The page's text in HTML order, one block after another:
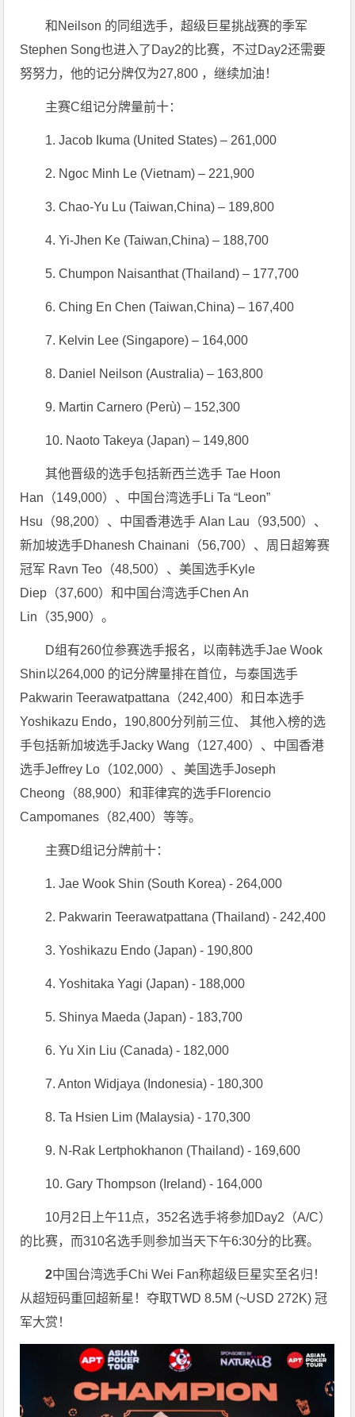
和Neilson 的同组选手，超级巨星挑战赛的季军
Stephen Song也进入了Day2的比赛，不过Day2还需要
努努力，他的记分牌仅为27,800 ，继续加油！
主赛C组记分牌量前十：
1. Jacob Ikuma (United States) – 261,000
2. Ngoc Minh Le (Vietnam) – 221,900
3. Chao-Yu Lu (Taiwan,China) – 189,800
4. Yi-Jhen Ke (Taiwan,China) – 188,700
5. Chumpon Naisanthat (Thailand) – 177,700
6. Ching En Chen (Taiwan,China) – 167,400
7. Kelvin Lee (Singapore) – 164,000
8. Daniel Neilson (Australia) – 163,800
9. Martin Carnero (Perù) – 152,300
10. Naoto Takeya (Japan) – 149,800
其他晋级的选手包括新西兰选手 Tae Hoon
Han（149,000）、中国台湾选手Li Ta “Leon”
Hsu（98,200）、中国香港选手 Alan Lau（93,500）、
新加坡选手Dhanesh Chainani（56,700）、周日超筹赛
冠军 Ravn Teo（48,500）、美国选手Kyle
Diep（37,600）和中国台湾选手Chen An
Lin（35,900）。
D组有260位参赛选手报名，以南韩选手Jae Wook
Shin以264,000 的记分牌量排在首位，与泰国选手
Pakwarin Teerawatpattana（242,400）和日本选手
Yoshikazu Endo，190,800分列前三位、 其他入榜的选
手包括新加坡选手Jacky Wang（127,400）、中国香港
选手Jeffrey Lo（102,000）、美国选手Joseph
Cheong（88,900）和菲律宾的选手Florencio
Campomanes（82,400）等等。
主赛D组记分牌前十：
1. Jae Wook Shin (South Korea) - 264,000
2. Pakwarin Teerawatpattana (Thailand) - 242,400
3. Yoshikazu Endo (Japan) - 190,800
4. Yoshitaka Yagi (Japan) - 188,000
5. Shinya Maeda (Japan) - 183,700
6. Yu Xin Liu (Canada) - 182,000
7. Anton Widjaya (Indonesia) - 180,300
8. Ta Hsien Lim (Malaysia) - 170,300
9. N-Rak Lertphokhanon (Thailand) - 169,600
10. Gary Thompson (Ireland) - 164,000
10月2日上午11点，352名选手将参加Day2（A/C）
的比赛，而310名选手则参加当天下午6:30分的比赛。
2中国台湾选手Chi Wei Fan称超级巨星实至名归！
从超短码重回超新星！夺取TWD 8.5M (~USD 272K) 冠
军大赏！